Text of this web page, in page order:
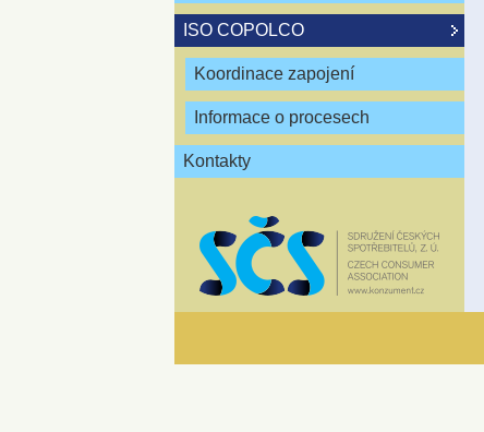
ISO COPOLCO
Koordinace zapojení
Informace o procesech
Kontakty